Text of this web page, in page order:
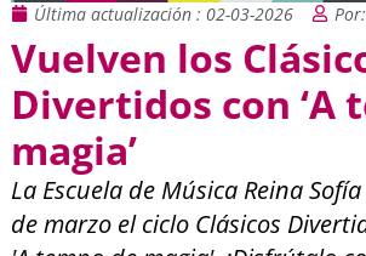
Última actualización : 02-03-2026
Vuelven los
Divertidos con ‘A
magia’
La Escuela de Música Reina
de marzo el ciclo Clásicos